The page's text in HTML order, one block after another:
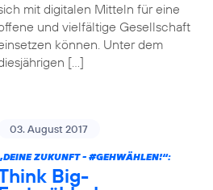
mit digitalen Mitteln für eine
und vielfältige Gesellschaft
können. Unter dem
[…]
03. August 2017
ZUKUNFT -#GEHWÄHLEN!“:
Big-